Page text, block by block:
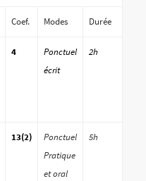
Coef. Modes Durée
4
Ponctuel
écrit
2h
13(2)
Ponctuel
Pratique
et oral
5h